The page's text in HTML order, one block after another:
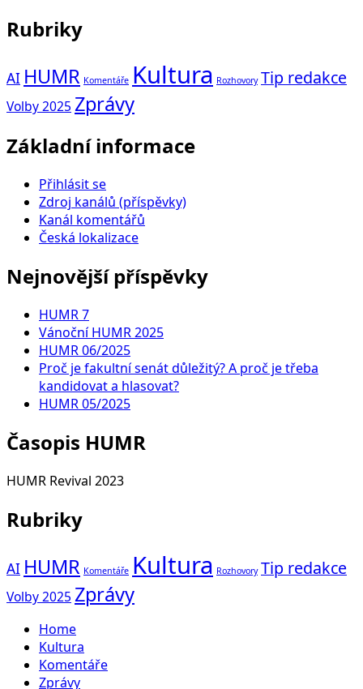
Rubriky
AI HUMR Komentáře Kultura Rozhovory Tip redakce
Volby 2025 Zprávy
Základní informace
Přihlásit se
Zdroj kanálů (příspěvky)
Kanál komentářů
Česká lokalizace
Nejnovější příspěvky
HUMR 7
Vánoční HUMR 2025
HUMR 06/2025
Proč je fakultní senát důležitý? A proč je třeba
kandidovat a hlasovat?
HUMR 05/2025
Časopis HUMR
HUMR Revival 2023
Rubriky
AI HUMR Komentáře Kultura Rozhovory Tip redakce
Volby 2025 Zprávy
Home
Kultura
Komentáře
Zprávy